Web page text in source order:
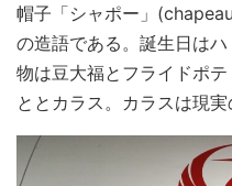
帽子「シャポー」
の造語である。誕生日は
物は豆大福とフライドポ
ととカラス。カラスは現実